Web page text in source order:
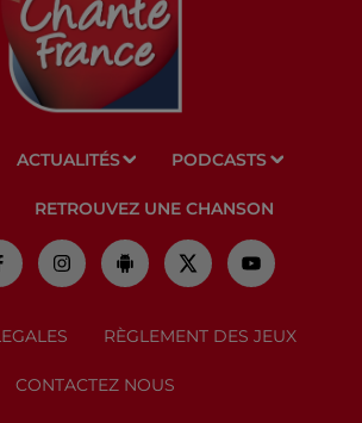
ACTUALITÉS PODCASTS
RETROUVEZ UNE CHANSON
RÈGLEMENT DES JEUX
CONTACTEZ NOUS